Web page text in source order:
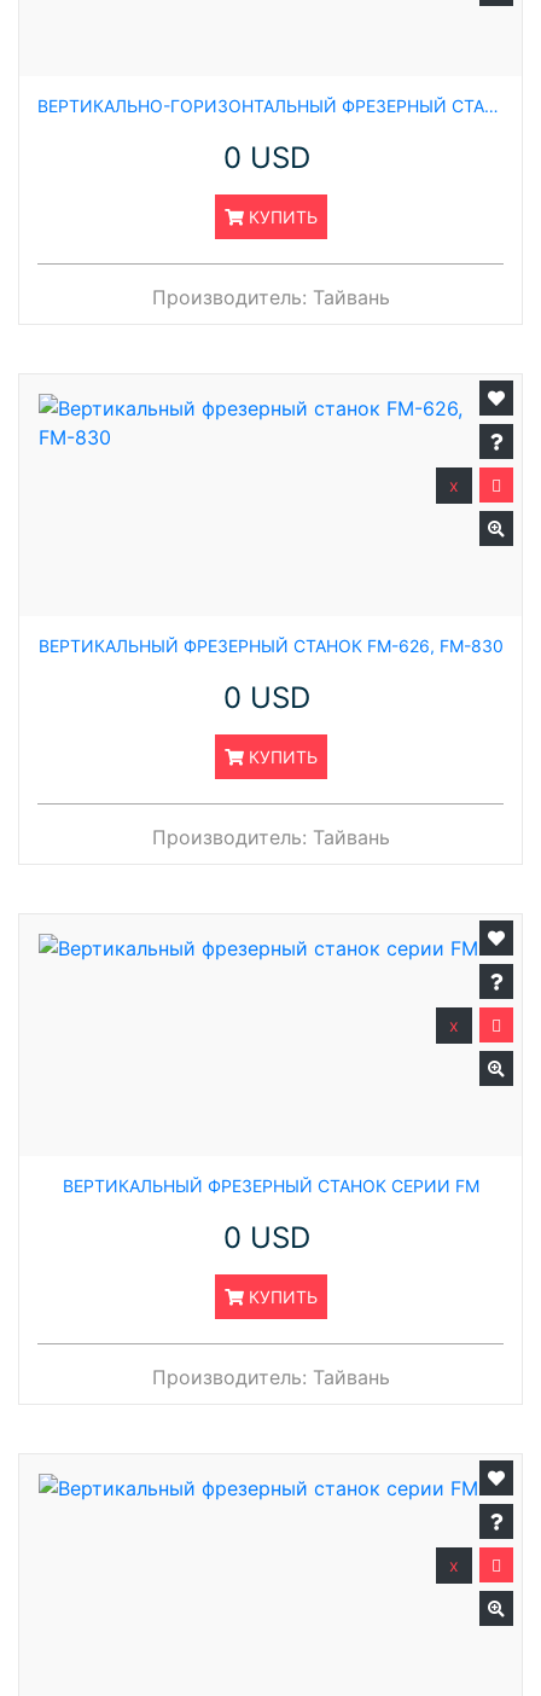
ВЕРТИКАЛЬНО-ГОРИЗОНТАЛЬНЫЙ ФРЕЗЕРНЫЙ СТАНОК FM-26, FM-28
0 USD
КУПИТЬ
Производитель: Тайвань
ВЕРТИКАЛЬНЫЙ ФРЕЗЕРНЫЙ СТАНОК FM-626, FM-830
0 USD
КУПИТЬ
x
Производитель: Тайвань
ВЕРТИКАЛЬНЫЙ ФРЕЗЕРНЫЙ СТАНОК СЕРИИ FM
0 USD
КУПИТЬ
x
Производитель: Тайвань
x